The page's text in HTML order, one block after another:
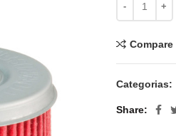
Compare
Categorias:
Share